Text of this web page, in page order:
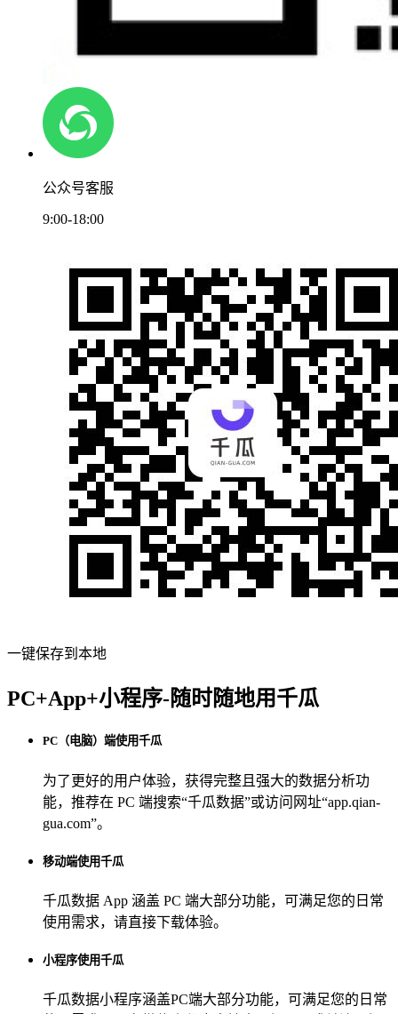
公众号客服
9:00-18:00
一键保存到本地
PC+App+小程序-随时随地用千瓜
PC（电脑）端使用千瓜
为了更好的用户体验，获得完整且强大的数据分析功
能，推荐在 PC 端搜索“千瓜数据”或访问网址“app.qian-
gua.com”。
移动端使用千瓜
千瓜数据 App 涵盖 PC 端大部分功能，可满足您的日常
使用需求，请直接下载体验。
小程序使用千瓜
千瓜数据小程序涵盖PC端大部分功能，可满足您的日常